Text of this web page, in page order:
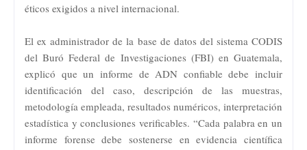
éticos exigidos a nivel internacional.
El ex administrador de la base de datos del sistema CODIS
del Buró Federal de Investigaciones (FBI) en Guatemala,
explicó que un informe de ADN confiable debe incluir
identificación del caso, descripción de las muestras,
metodología empleada, resultados numéricos, interpretación
estadística y conclusiones verificables. “Cada palabra en un
informe forense debe sostenerse en evidencia científica